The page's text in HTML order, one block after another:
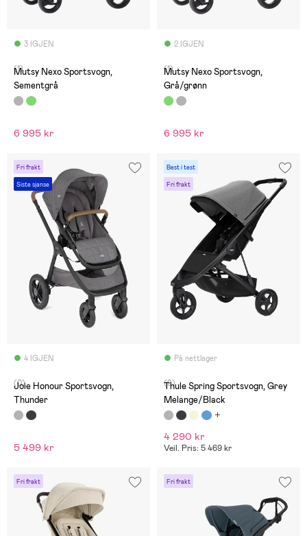
3 IGJEN
(1)
Mutsy Nexo Sportsvogn,
Sementgrå
6 995 kr
2 IGJEN
(1)
Mutsy Nexo Sportsvogn,
Grå/grønn
6 995 kr
Fri frakt
Siste sjanse
4 IGJEN
(0)
Joie Honour Sportsvogn,
Thunder
5 499 kr
Best i test
Fri frakt
På nettlager
(9)
Thule Spring Sportsvogn, Grey
Melange/Black
4 290 kr
Veil. Pris: 5 469 kr
Fri frakt Fri frakt